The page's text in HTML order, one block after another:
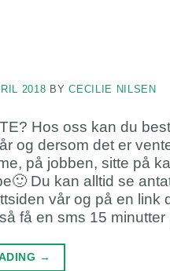
2018 BYCECILIE NILSEN
Hos oss kan du
og dersom det er
på jobben, sitte på
Du kan alltid se
vår og på en link
få en sms 15
→